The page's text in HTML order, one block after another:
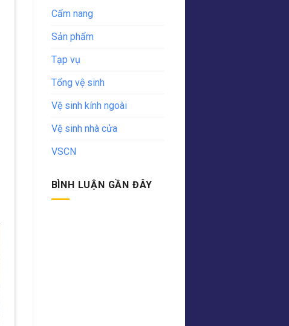
Cẩm nang
Sản phẩm
Tạp vụ
Tổng vệ sinh
Vệ sinh kính ngoài
Vệ sinh nhà cửa
VSCN
BÌNH LUẬN GẦN ĐÂY